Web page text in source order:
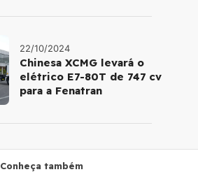
22/10/2024
Chinesa XCMG levará o
elétrico E7-80T de 747 cv
para a Fenatran
Conheça também